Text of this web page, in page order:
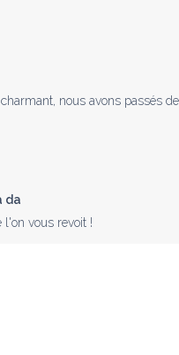
nous avons passés
da
vous revoit !